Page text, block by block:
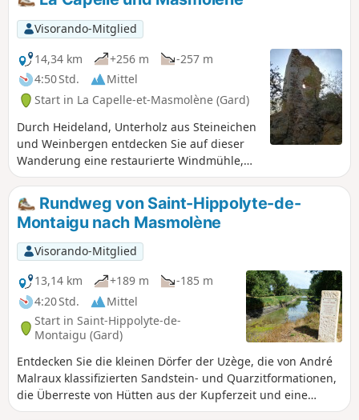
einem Besuch in Saint Quentin und seinen
Töpferwerkstätten als Bonus auf dem Rückweg!
Visorando-Mitglied
14,34 km
+256 m
-257 m
4:50 Std.
Mittel
Start in La Capelle-et-Masmolène (Gard)
Durch Heideland, Unterholz aus Steineichen
und Weinbergen entdecken Sie auf dieser
Wanderung eine restaurierte Windmühle,
galloromanische Überreste und eine
romanische Kapelle aus dem 11.
Jahrhundert mit teilweise
atemberaubendem 360°-Panorama...
Hinzufügung des Moderators am
05.06.2021: Änderungen vor Ort seit
Veröffentlichung dieser Wanderung. Bitte
lesen Sie vor Ihrer Abreise unbedingt die
Kommentare und Bewertungen unten.
Rundweg von Saint-Hippolyte-de-
Montaigu nach Masmolène
Visorando-Mitglied
13,14 km
+189 m
-185 m
4:20 Std.
Mittel
Start in Saint-Hippolyte-de-
Montaigu (Gard)
Entdecken Sie die kleinen Dörfer der Uzège, die von André
Malraux klassifizierten Sandstein- und Quarzitformationen,
die Überreste von Hütten aus der Kupferzeit und eine
schöne, gut restaurierte romanische Kapelle.